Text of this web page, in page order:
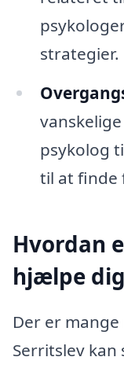
strategier.
psykolog
til at finde
Hvordan
hjælpe dig
Der er
Serritslev